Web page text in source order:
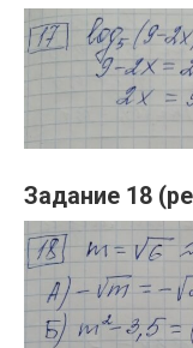
Задание 18